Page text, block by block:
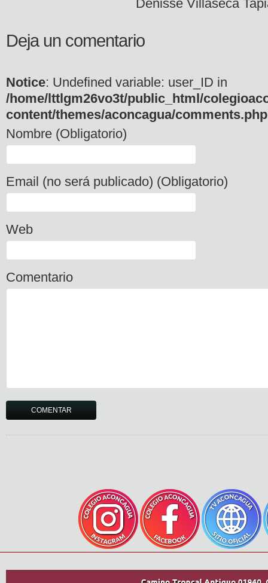
Denisse Villaseca
Deja un comentario
Notice: Undefined variable: user_ID in
/home/lttlgm26vo3t/public_html/
content/themes/aconcagua/comments.php
Nombre (Obligatorio)
Email (no será publicado) (Obligatorio)
Web
Comentario